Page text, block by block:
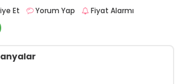
Et Yorum Yap Fiyat Alarmı